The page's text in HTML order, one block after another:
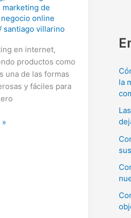
marketing de
negocio online
/ santiago villarino
en internet,
productos como
una de las formas
y fáciles para
la